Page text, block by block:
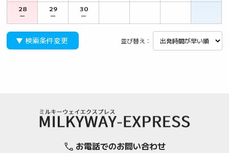
28
－
29
－
30
－
▼ 検索条件変更 並び替え：
お電話でのお問い合わせ